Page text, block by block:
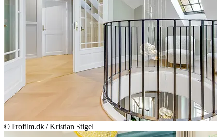
© Profilm.dk / Kristian Stigel